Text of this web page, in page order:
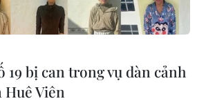
Tùng/TTXVN)
Nội, Hội Khuyến học Việt
trao học bổng "Học không
thứ nhất, với sự tham dự của
Đặng Thị Ngọc Thịnh cùng
19 bị can trong vụ dàn cảnh
Huê Viên